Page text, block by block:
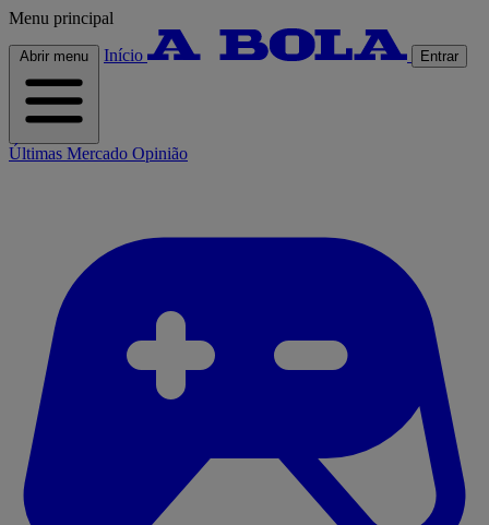
Menu principal
Abrir menu Início Entrar
Últimas Mercado Opinião